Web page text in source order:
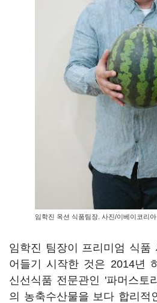
임학진 옥션 식품팀장. 사진/이베이코리아
임학진 팀장이 프리미엄 식품
어들기 시작한 것은 2014년
신선식품 전문관인 '파머스토
의 농축수산물을 보다 합리적